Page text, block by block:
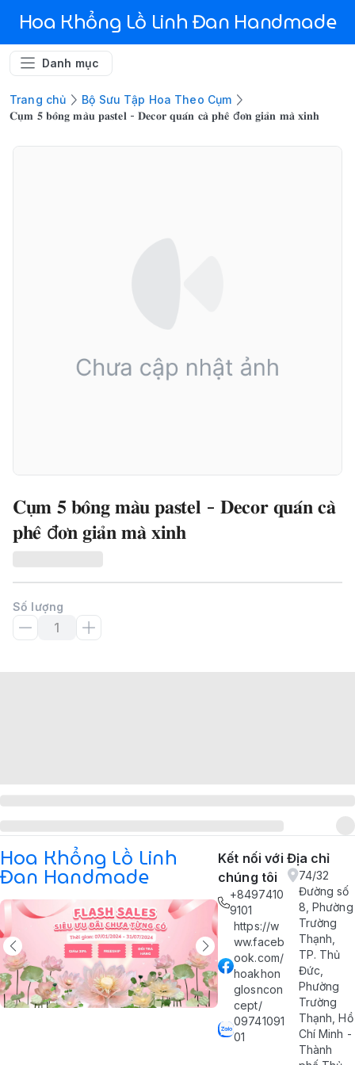
Hoa Khổng Lồ Linh Đan Handmade
Danh mục
Trang chủ
Bộ Sưu Tập Hoa Theo Cụm
𝐂𝐮̣𝐦 𝟓 𝐛𝐨̂𝐧𝐠 𝐦𝐚̀𝐮 𝐩𝐚𝐬𝐭𝐞𝐥 - 𝐃𝐞𝐜𝐨𝐫 𝐪𝐮𝐚́𝐧 𝐜𝐚̀ 𝐩𝐡𝐞̂ đ𝐨̛𝐧 𝐠𝐢𝐚̉𝐧 𝐦𝐚̀ 𝐱𝐢𝐧𝐡
𝐂𝐮̣𝐦 𝟓 𝐛𝐨̂𝐧𝐠 𝐦𝐚̀𝐮 𝐩𝐚𝐬𝐭𝐞𝐥 - 𝐃𝐞𝐜𝐨𝐫 𝐪𝐮𝐚́𝐧 𝐜𝐚̀
𝐩𝐡𝐞̂ đ𝐨̛𝐧 𝐠𝐢𝐚̉𝐧 𝐦𝐚̀ 𝐱𝐢𝐧𝐡
Số lượng
Hoa Khổng Lồ Linh
Đan Handmade
Kết nối với
chúng tôi
+8497410
9101
https://w
ww.faceb
ook.com/
hoakhon
glosncon
cept/
09741091
01
Địa chỉ
74/32
Đường số
8, Phường
Trường
Thạnh,
TP. Thủ
Đức,
Phường
Trường
Thạnh, Hồ
Chí Minh -
Thành